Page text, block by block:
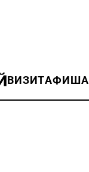
ВИЗИТАФИША